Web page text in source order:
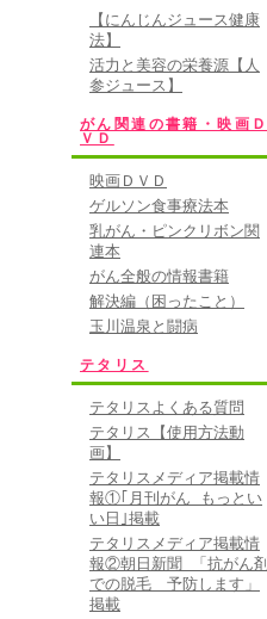
【にんじんジュース健康
法】
活力と美容の栄養源【人
参ジュース】
がん関連の書籍・映画Ｄ
ＶＤ
映画ＤＶＤ
ゲルソン食事療法本
乳がん・ピンクリボン関
連本
がん全般の情報書籍
解決編（困ったこと）
玉川温泉と闘病
テタリス
テタリスよくある質問
テタリス【使用方法動
画】
テタリスメディア掲載情
報①｢月刊がん もっとい
い日｣掲載
テタリスメディア掲載情
報②朝日新聞 「抗がん剤
での脱毛 予防します」
掲載